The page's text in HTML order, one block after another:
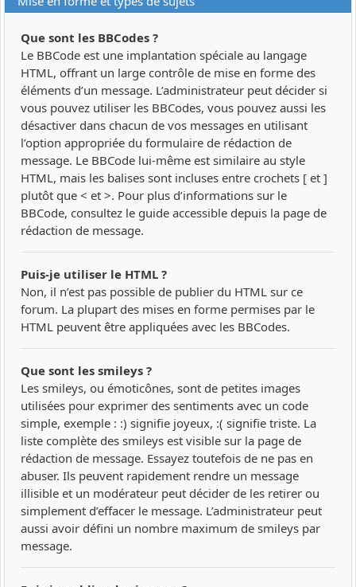
Que sont les BBCodes ?
Le BBCode est une implantation spéciale au langage
HTML, offrant un large contrôle de mise en forme des
éléments d’un message. L’administrateur peut décider si
vous pouvez utiliser les BBCodes, vous pouvez aussi les
désactiver dans chacun de vos messages en utilisant
l’option appropriée du formulaire de rédaction de
message. Le BBCode lui-même est similaire au style
HTML, mais les balises sont incluses entre crochets [ et ]
plutôt que < et >. Pour plus d’informations sur le
BBCode, consultez le guide accessible depuis la page de
rédaction de message.
Puis-je utiliser le HTML ?
Non, il n’est pas possible de publier du HTML sur ce
forum. La plupart des mises en forme permises par le
HTML peuvent être appliquées avec les BBCodes.
Que sont les smileys ?
Les smileys, ou émoticônes, sont de petites images
utilisées pour exprimer des sentiments avec un code
simple, exemple : :) signifie joyeux, :( signifie triste. La
liste complète des smileys est visible sur la page de
rédaction de message. Essayez toutefois de ne pas en
abuser. Ils peuvent rapidement rendre un message
illisible et un modérateur peut décider de les retirer ou
simplement d’effacer le message. L’administrateur peut
aussi avoir défini un nombre maximum de smileys par
message.